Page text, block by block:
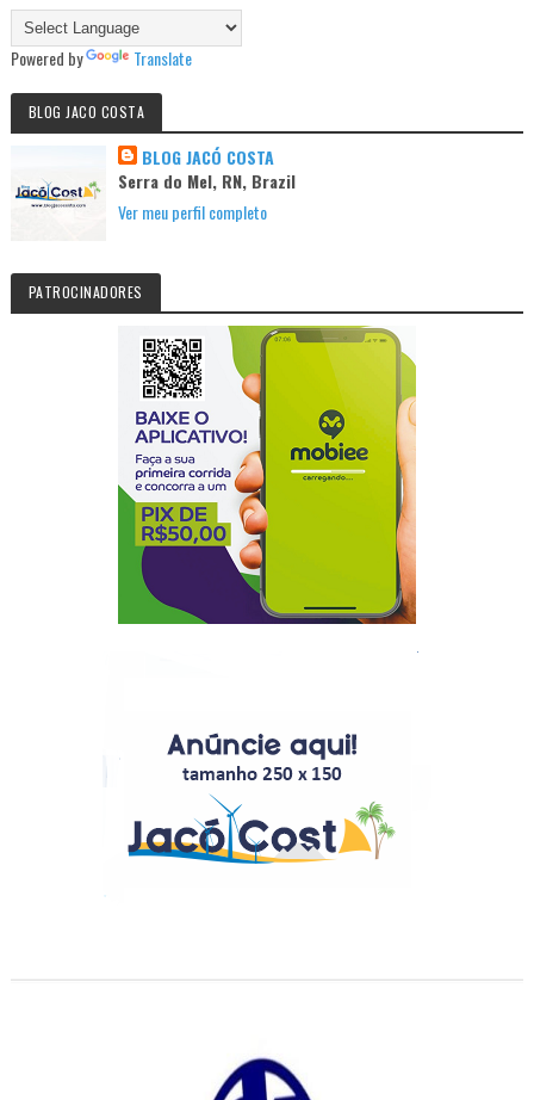
Powered by Translate
BLOG JACO COSTA
BLOG JACÓ COSTA
Serra do Mel, RN, Brazil
Ver meu perfil completo
PATROCINADORES